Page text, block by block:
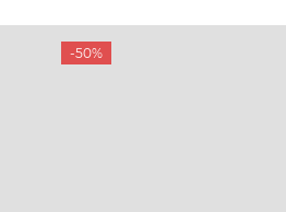
-50%